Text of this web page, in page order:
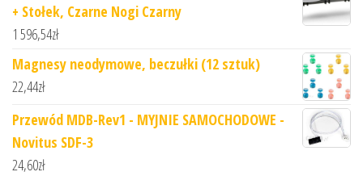
+ Stołek, Czarne Nogi Czarny
1 596,54zł
Magnesy neodymowe, beczułki (12 sztuk)
22,44zł
Przewód MDB-Rev1 - MYJNIE SAMOCHODOWE -
Novitus SDF-3
24,60zł